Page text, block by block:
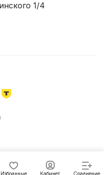
Избранные Кабинет Сравнение
1/4